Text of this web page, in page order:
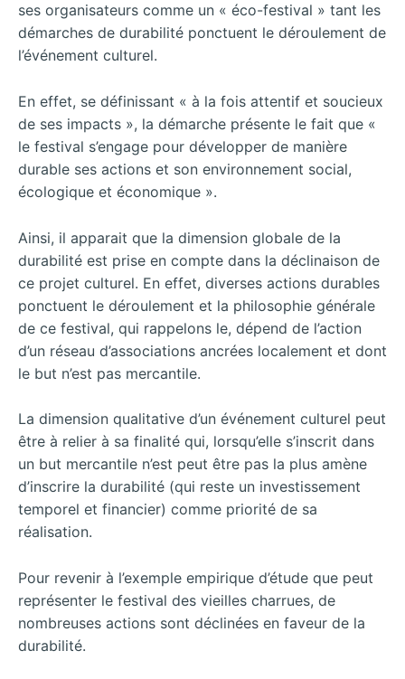
ses organisateurs comme un « éco-festival » tant les
démarches de durabilité ponctuent le déroulement de
l’événement culturel.
En effet, se définissant « à la fois attentif et soucieux
de ses impacts », la démarche présente le fait que «
le festival s’engage pour développer de manière
durable ses actions et son environnement social,
écologique et économique ».
Ainsi, il apparait que la dimension globale de la
durabilité est prise en compte dans la déclinaison de
ce projet culturel. En effet, diverses actions durables
ponctuent le déroulement et la philosophie générale
de ce festival, qui rappelons le, dépend de l’action
d’un réseau d’associations ancrées localement et dont
le but n’est pas mercantile.
La dimension qualitative d’un événement culturel peut
être à relier à sa finalité qui, lorsqu’elle s’inscrit dans
un but mercantile n’est peut être pas la plus amène
d’inscrire la durabilité (qui reste un investissement
temporel et financier) comme priorité de sa
réalisation.
Pour revenir à l’exemple empirique d’étude que peut
représenter le festival des vieilles charrues, de
nombreuses actions sont déclinées en faveur de la
durabilité.